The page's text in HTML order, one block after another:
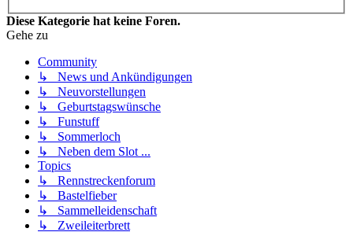
Diese Kategorie hat keine Foren.
Gehe zu
Community
↳ News und Ankündigungen
↳ Neuvorstellungen
↳ Geburtstagswünsche
↳ Funstuff
↳ Sommerloch
↳ Neben dem Slot ...
Topics
↳ Rennstreckenforum
↳ Bastelfieber
↳ Sammelleidenschaft
↳ Zweileiterbrett